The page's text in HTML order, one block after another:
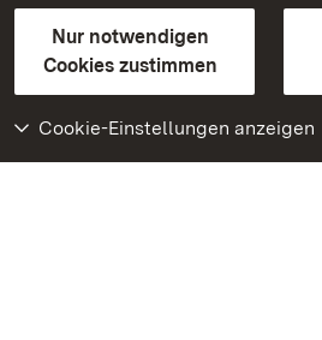
Nur notwendigen
Cookies zustimmen
Cookie-Einstellungen anzeigen
GebärdenspracheLeichte Sprache
Erklärung zur Barrierefreiheit
BITV-konform (geprüfte Seiten)
Weiteres